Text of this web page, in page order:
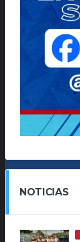
NOTICIAS